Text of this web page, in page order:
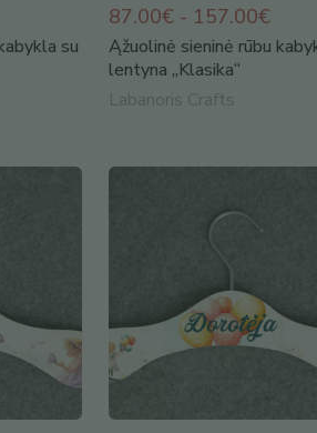
su
87.00€ - 157.00€
Ąžuolinė sieninė rūbu
lentyna „Klasika“
Labanoris Crafts